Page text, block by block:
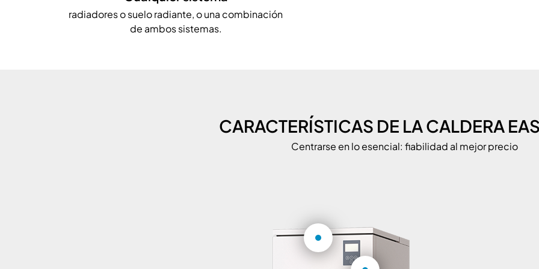
radiadores o suelo radiante, o una combinación
de ambos sistemas.
CARACTERÍSTICAS DE LA CALDERA
Centrarse en lo esencial: fiabilidad al mejor precio